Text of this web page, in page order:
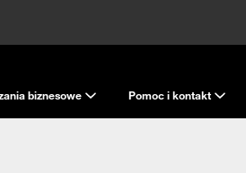
biznesowe Pomoc i kontakt